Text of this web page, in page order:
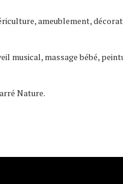
ameublement,
musical, massage bébé,
Nature.